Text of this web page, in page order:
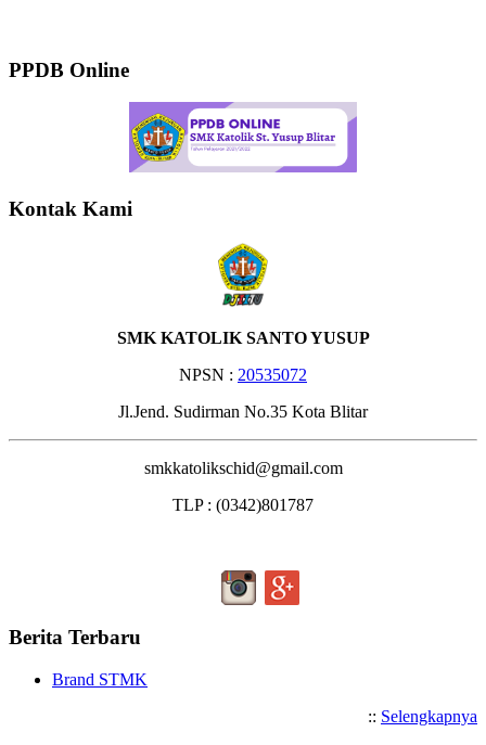
PPDB Online
Kontak Kami
SMK KATOLIK SANTO YUSUP
NPSN : 20535072
Jl.Jend. Sudirman No.35 Kota Blitar
smkkatolikschid@gmail.com
TLP : (0342)801787
Berita Terbaru
Brand STMK
:: Selengkapnya